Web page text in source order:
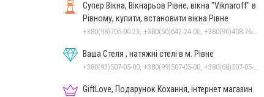
Супер Вікна, Вікнарьов Рівне, вікна "Viknaroff" в
Рівному, купити, встановити вікна Рівне
+380(98)705-00-23, +380(50)642-24-00, +380(96)408-76-50, +380(36)240-00-23
Ваша Стеля , натяжні стелі в м. Рівне
+380(93)507-05-00, +380(99)507-05-00, +380(68)507-05-00
GiftLove, Подарунок Кохання, інтернет магазин